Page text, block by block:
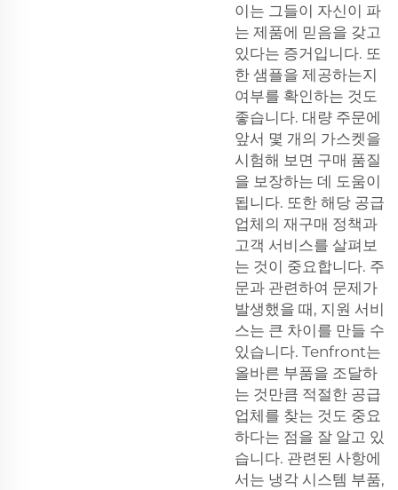
이는 그들이 자신이 파
는 제품에 믿음을 갖고
있다는 증거입니다. 또
한 샘플을 제공하는지
여부를 확인하는 것도
좋습니다. 대량 주문에
앞서 몇 개의 가스켓을
시험해 보면 구매 품질
을 보장하는 데 도움이
됩니다. 또한 해당 공급
업체의 재구매 정책과
고객 서비스를 살펴보
는 것이 중요합니다. 주
문과 관련하여 문제가
발생했을 때, 지원 서비
스는 큰 차이를 만들 수
있습니다. Tenfront는
올바른 부품을 조달하
는 것만큼 적절한 공급
업체를 찾는 것도 중요
하다는 점을 잘 알고 있
습니다. 관련된 사항에
서는 냉각 시스템 부품,